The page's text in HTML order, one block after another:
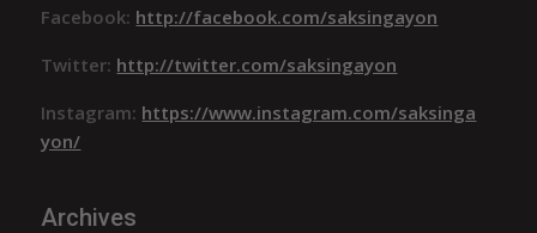
Facebook: http://facebook.com/saksingayon
Twitter: http://twitter.com/saksingayon
Instagram: https://www.instagram.com/saksinga
yon/
Archives